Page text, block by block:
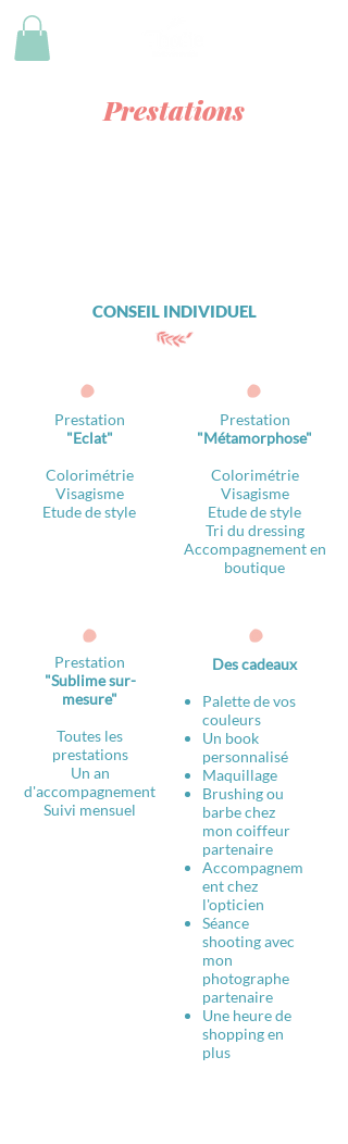
Prestations
CONSEIL INDIVIDUEL
Prestation
"Eclat"
Colorimétrie
Visagisme
Etude de style
Prestation
"Métamorphose"
Colorimétrie
Visagisme
Etude de style
Tri du dressing
Accompagnement en
boutique
Prestation
"Sublime sur-
mesure"
Toutes les
prestations
Un an
d'accompagnement
Suivi mensuel
Des cadeaux
Palette de vos
couleurs
Un book
personnalisé
Maquillage
Brushing ou
barbe chez
mon coiffeur
partenaire
Accompagnem
ent chez
l'opticien
Séance
shooting avec
mon
photographe
partenaire
Une heure de
shopping en
plus